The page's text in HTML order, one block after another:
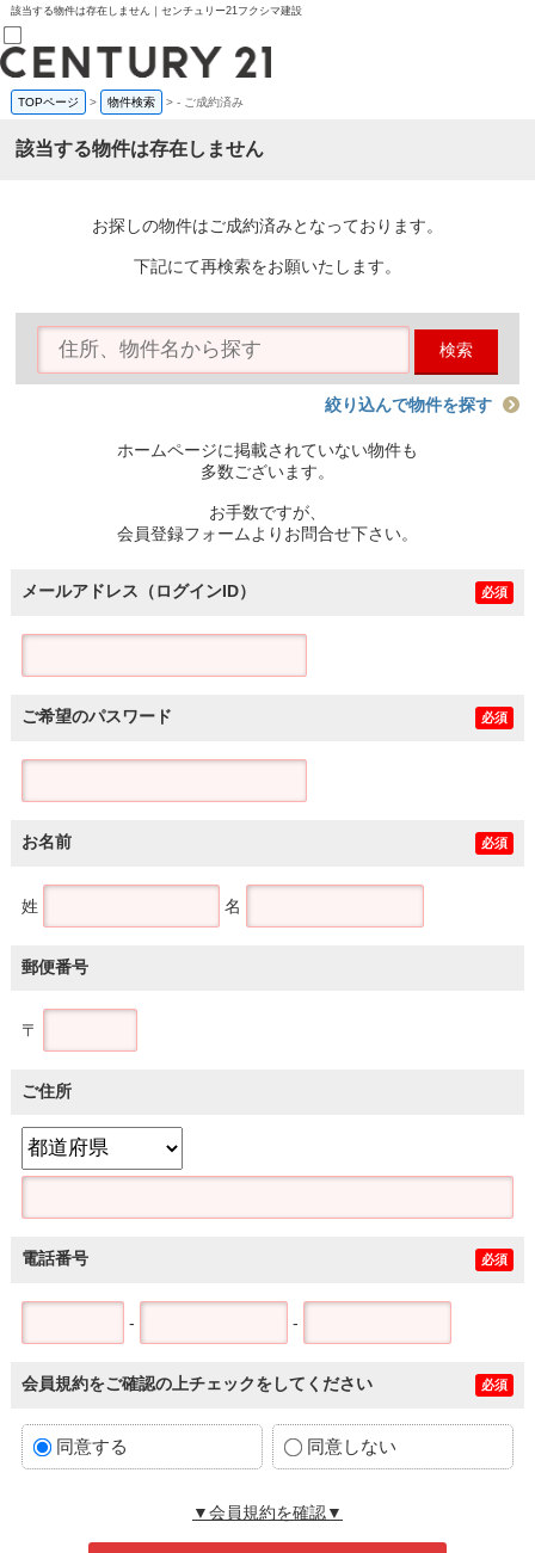
該当する物件は存在しません｜センチュリー21フクシマ建設
売買部
0120-800-844
賃貸部
会員メニュー
物件を探す
購入TOP
条件から探す
住宅ローン控除シミュレータ
TOPページ > 物件検索 >- ご成約済み
該当する物件は存在しません
お探しの物件はご成約済みとなっております。
下記にて再検索をお願いたします。
検索
絞り込んで物件を探す
ホームページに掲載されていない物件も
多数ございます。
お手数ですが、
会員登録フォームよりお問合せ下さい。
メールアドレス（ログインID） 必須
ご希望のパスワード 必須
お名前 必須
姓 名
郵便番号
〒
ご住所
電話番号 必須
- -
会員規約をご確認の上チェックをしてください 必須
同意する 同意しない
▼会員規約を確認▼